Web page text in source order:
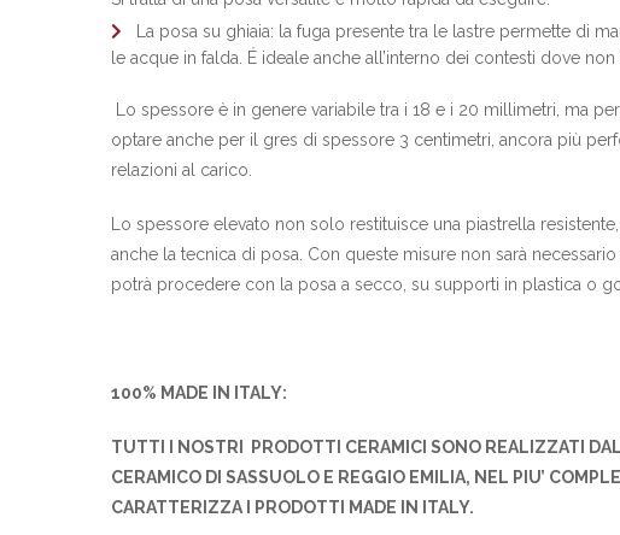
La posa su ghiaia: la fuga presente tra le lastre permette di
le acque in falda. É ideale anche all’interno dei contesti dove
Lo spessore è in genere variabile tra i 18 e i 20 millimetri, ma
optare anche per il gres di spessore 3 centimetri, ancora più
relazioni al carico.
Lo spessore elevato non solo restituisce una piastrella
anche la tecnica di posa. Con queste misure non sarà
potrà procedere con la posa a secco, su supporti in plastica o
100% MADE IN ITALY:
TUTTI I NOSTRI PRODOTTI CERAMICI SONO REALIZZATI
CERAMICO DI SASSUOLO E REGGIO EMILIA, NEL PIU’
CARATTERIZZA I PRODOTTI MADE IN ITALY.